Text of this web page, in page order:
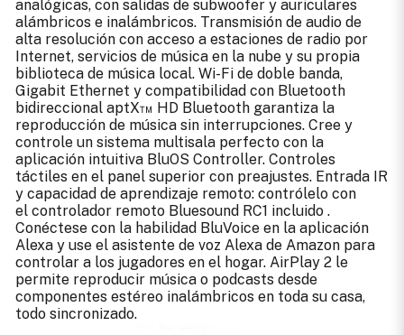
analógicas, con salidas de subwoofer y auriculares
alámbricos e inalámbricos. Transmisión de audio de
alta resolución con acceso a estaciones de radio por
Internet, servicios de música en la nube y su propia
biblioteca de música local. Wi-Fi de doble banda,
Gigabit Ethernet y compatibilidad con Bluetooth
bidireccional aptX™ HD Bluetooth garantiza la
reproducción de música sin interrupciones. Cree y
controle un sistema multisala perfecto con la
aplicación intuitiva BluOS Controller. Controles
táctiles en el panel superior con preajustes. Entrada IR
y capacidad de aprendizaje remoto: contrólelo con
el controlador remoto Bluesound RC1 incluido .
Conéctese con la habilidad BluVoice en la aplicación
Alexa y use el asistente de voz Alexa de Amazon para
controlar a los jugadores en el hogar. AirPlay 2 le
permite reproducir música o podcasts desde
componentes estéreo inalámbricos en toda su casa,
todo sincronizado.